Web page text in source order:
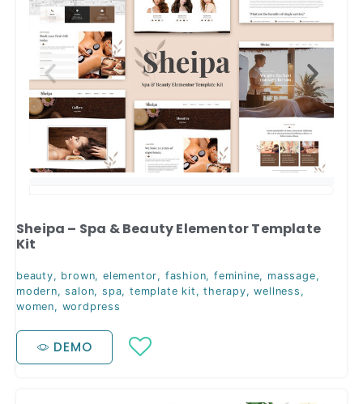
Sheipa – Spa & Beauty Elementor Template
Kit
beauty, brown,elementor, fashion,feminine, massage,
modern,salon,spa,template kit ,therapy,wellness ,
women, wordpress
DEMO